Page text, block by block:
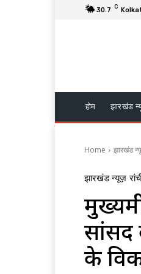
30.7 C
होम झारखंड
Home झारखंड
झारखंड न्यूज़
सांसद
के